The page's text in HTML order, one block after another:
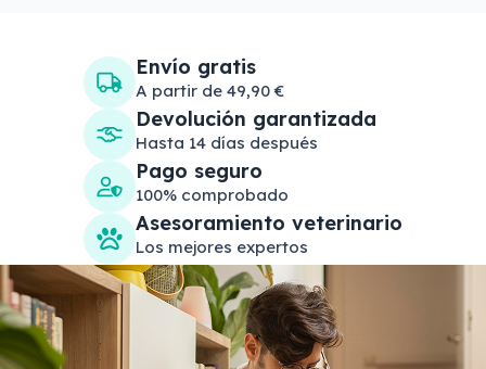
Envío gratis
A partir de 49,90 €
Devolución garantizada
Hasta 14 días después
Pago seguro
100% comprobado
Asesoramiento veterinario
Los mejores expertos